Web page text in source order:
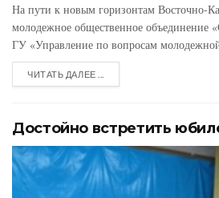
На пути к новым горизонтам Восточно-
молодежное общественное объединение
ГУ «Управление по вопросам
ЧИТАТЬ ДАЛЕЕ ...
Достойно встретить